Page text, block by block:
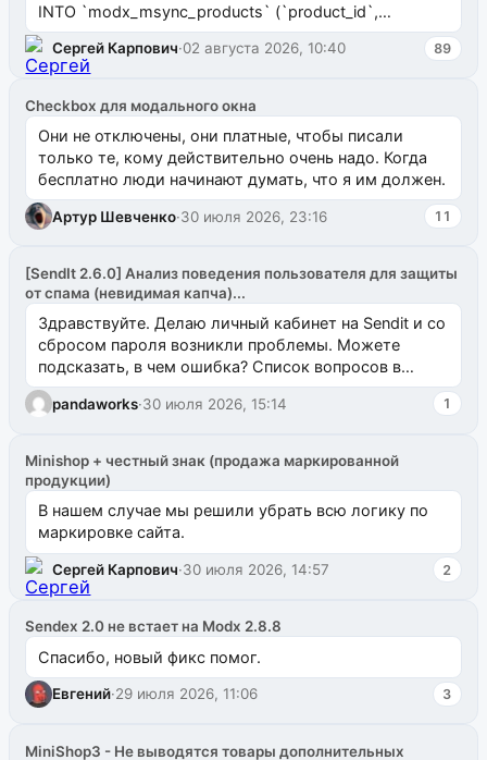
INTO `modx_msync_products` (`product_id`,
`uuid_1c`) VALUES ...
Сергей Карпович·02 августа 2026, 10:40 89
Checkbox для модального окна
Они не отключены, они платные, чтобы писали
только те, кому действительно очень надо. Когда
бесплатно люди начинают думать, что я им должен.
Артур Шевченко·30 июля 2026, 23:16 11
[SendIt 2.6.0] Анализ поведения пользователя для защиты
от спама (невидимая капча)...
Здравствуйте. Делаю личный кабинет на Sendit и со
сбросом пароля возникли проблемы. Можете
подсказать, в чем ошибка? Список вопросов в
одноименном разделе на modx.pro пока пуст, и,...
pandaworks·30 июля 2026, 15:14 1
Minishop + честный знак (продажа маркированной
продукции)
В нашем случае мы решили убрать всю логику по
маркировке сайта.
Сергей Карпович·30 июля 2026, 14:57 2
Sendex 2.0 не встает на Modx 2.8.8
Спасибо, новый фикс помог.
Евгений·29 июля 2026, 11:06 3
MiniShop3 - Не выводятся товары дополнительных